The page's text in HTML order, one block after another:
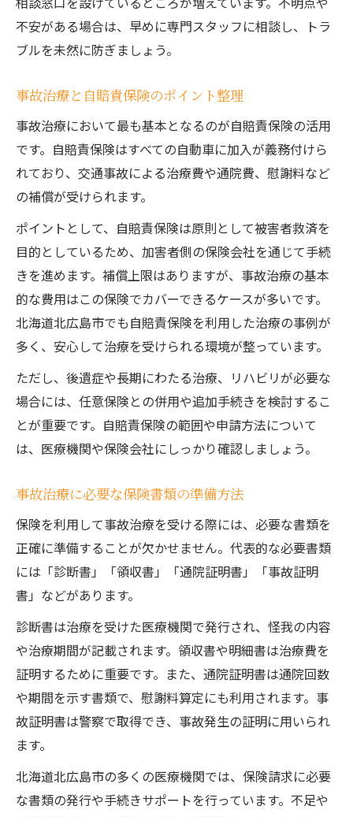
不安がある場合は、早めに専門スタッフに相談し、トラ
ブルを未然に防ぎましょう。
事故治療と自賠責保険のポイント整理
事故治療において最も基本となるのが自賠責保険の活用
です。自賠責保険はすべての自動車に加入が義務付けら
れており、交通事故による治療費や通院費、慰謝料など
の補償が受けられます。
ポイントとして、自賠責保険は原則として被害者救済を
目的としているため、加害者側の保険会社を通じて手続
きを進めます。補償上限はありますが、事故治療の基本
的な費用はこの保険でカバーできるケースが多いです。
北海道北広島市でも自賠責保険を利用した治療の事例が
多く、安心して治療を受けられる環境が整っています。
ただし、後遺症や長期にわたる治療、リハビリが必要な
場合には、任意保険との併用や追加手続きを検討するこ
とが重要です。自賠責保険の範囲や申請方法について
は、医療機関や保険会社にしっかり確認しましょう。
事故治療に必要な保険書類の準備方法
保険を利用して事故治療を受ける際には、必要な書類を
正確に準備することが欠かせません。代表的な必要書類
には「診断書」「領収書」「通院証明書」「事故証明
書」などがあります。
診断書は治療を受けた医療機関で発行され、怪我の内容
や治療期間が記載されます。領収書や明細書は治療費を
証明するために重要です。また、通院証明書は通院回数
や期間を示す書類で、慰謝料算定にも利用されます。事
故証明書は警察で取得でき、事故発生の証明に用いられ
ます。
北海道北広島市の多くの医療機関では、保険請求に必要
な書類の発行や手続きサポートを行っています。不足や